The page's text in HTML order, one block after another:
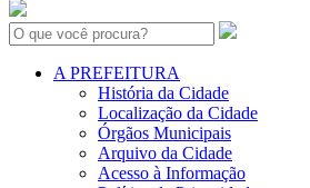
Search:
A PREFEITURA
História da Cidade
Localização da Cidade
Órgãos Municipais
Arquivo da Cidade
Acesso à Informação